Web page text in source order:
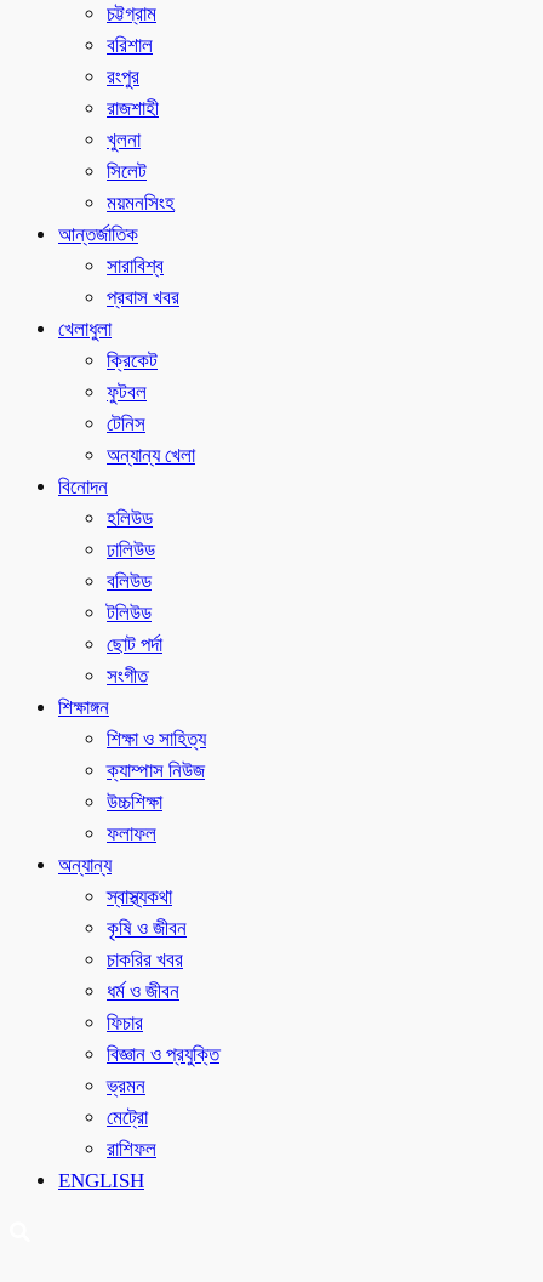
চট্টগ্রাম
বরিশাল
রংপুর
রাজশাহী
খুলনা
সিলেট
ময়মনসিংহ
আন্তর্জাতিক
সারাবিশ্ব
প্রবাস খবর
খেলাধুলা
ক্রিকেট
ফুটবল
টেনিস
অন্যান্য খেলা
বিনোদন
হলিউড
ঢালিউড
বলিউড
টলিউড
ছোট পর্দা
সংগীত
শিক্ষাঙ্গন
শিক্ষা ও সাহিত্য
ক্যাম্পাস নিউজ
উচ্চশিক্ষা
ফলাফল
অন্যান্য
স্বাস্থ্যকথা
কৃষি ও জীবন
চাকরির খবর
ধর্ম ও জীবন
ফিচার
বিজ্ঞান ও প্রযুক্তি
ভ্রমন
মেট্রো
রাশিফল
ENGLISH